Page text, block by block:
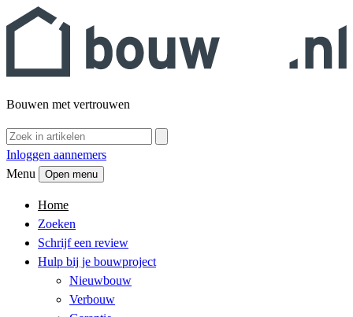
Bouwen met vertrouwen
Inloggen aannemers
Menu
Open menu
Home
Zoeken
Schrijf een review
Hulp bij je bouwproject
Nieuwbouw
Verbouw